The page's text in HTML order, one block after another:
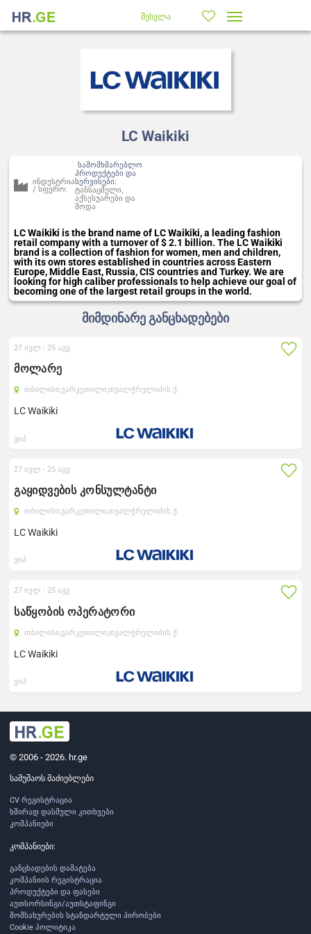
შესვლა
LC Waikiki
ინდუსტრია
/ სფერო:
სამომხმარებლო
პროდუქტები და
სერვისები:
ტანსაცმელი,
აქსესუარები და
მოდა
LC Waikiki is the brand name of LC Waikiki, a leading fashion
retail company with a turnover of $ 2.1 billion. The LC Waikiki
brand is a collection of fashion for women, men and children,
with its own stores established in countries across Eastern
Europe, Middle East, Russia, CIS countries and Turkey. We are
looking for high caliber professionals to help achieve our goal of
becoming one of the largest retail groups in the world.
მიმდინარე განცხადებები
მოლარე
თბილისი,ვარკეთილი,თვალჭრელიძის ქ.
LC Waikiki
27 ივლ -25 აგვ
ვიპ
გაყიდვების კონსულტანტი
თბილისი,ვარკეთილი,თვალჭრელიძის ქ.
LC Waikiki
27 ივლ -25 აგვ
ვიპ
საწყობის ოპერატორი
თბილისი,ვარკეთილი,თვალჭრელიძის ქ.
LC Waikiki
27 ივლ -25 აგვ
ვიპ
© 2006 - 2026. hr.ge
სამუშაოს მაძიებლები
CV რეგისტრაცია
ხშირად დასმული კითხვები
კომპანიები
კომპანიები:
განცხადების დამატება
კომპანიის რეგისტრაცია
პროდუქტები და ფასები
აუთსორსინგი/აუთსტაფინგი
მომსახურების სტანდარტული პირობები
Cookie პოლიტიკა